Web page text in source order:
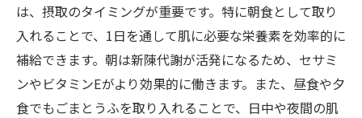
は、摂取のタイミングが重要です。特に朝食として取り
入れることで、1日を通して肌に必要な栄養素を効率的に
補給できます。朝は新陳代謝が活発になるため、セサミ
ンやビタミンEがより効果的に働きます。また、昼食や夕
食でもごまとうふを取り入れることで、日中や夜間の肌